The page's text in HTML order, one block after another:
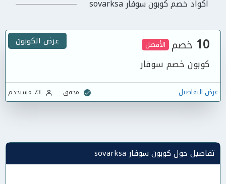
اكواد خصم كوبون سوفار sovarksa
10 خصم الأفضل
كوبون خصم سوفار
عرض الكوبون
عرض التفاصيل محقق
تفاصيل حول كوبون سوفار sovarksa